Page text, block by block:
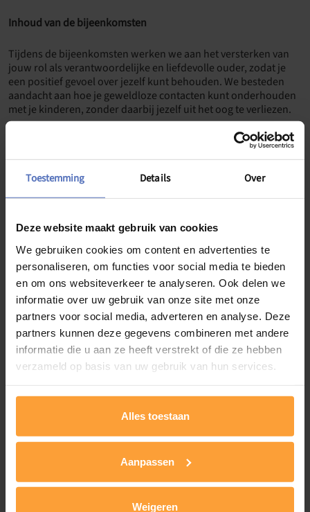
Toestemming Details Over
Deze website maakt gebruik van cookies
We gebruiken cookies om content en advertenties te
personaliseren, om functies voor social media te bieden
en om ons websiteverkeer te analyseren. Ook delen we
informatie over uw gebruik van onze site met onze
partners voor social media, adverteren en analyse. Deze
partners kunnen deze gegevens combineren met andere
informatie die u aan ze heeft verstrekt of die ze hebben
verzameld op basis van uw gebruik van hun services.
Alles toestaan
Aanpassen
Weigeren
Inhoud van de bijeenkomsten
Tijdens de bijeenkomsten werken we aan het versterken van
jouw rol als verantwoordelijke en liefdevolle ouder, zodat je
een positief gevoel over jezelf kunt behouden. We besteden
aandacht aan hoe je geweldloze contacten kunt onderhouden
met je kinderen, zonder daarbij jezelf uit het oog te verliezen.
Een ouder is als een anker: standvastig en steunend, ook
Verder kijken we naar manieren om de controle over je eigen
Ook leer je hoe je gerichte vragen kunt stellen wanneer je
De bijeenkomsten worden begeleid door ervaren
ondersteuners. Bovendien bieden de andere aanwezige
ouders een waardevolle ondersteuning, omdat zij met dezelfde
thema’s worstelen. Door ervaringen te delen, zowel binnen als
buiten de groep met familieleden of andere steunfiguren,
versterken we elkaar.
Werkwijze
Praktische voorbeelden
Ruimte voor vragen, uitwisseling, ervaringen delen
Thuisopdrachten